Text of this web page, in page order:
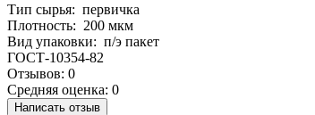
Тип сырья: первичка
Плотность: 200 мкм
Вид упаковки: п/э пакет
ГОСТ-10354-82
Отзывов: 0
Средняя оценка: 0
Написать отзыв